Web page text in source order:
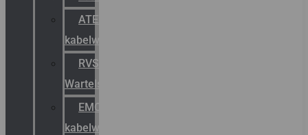
ATEX
kabelwartels
RVS
Wartels
EMC
kabelwartels